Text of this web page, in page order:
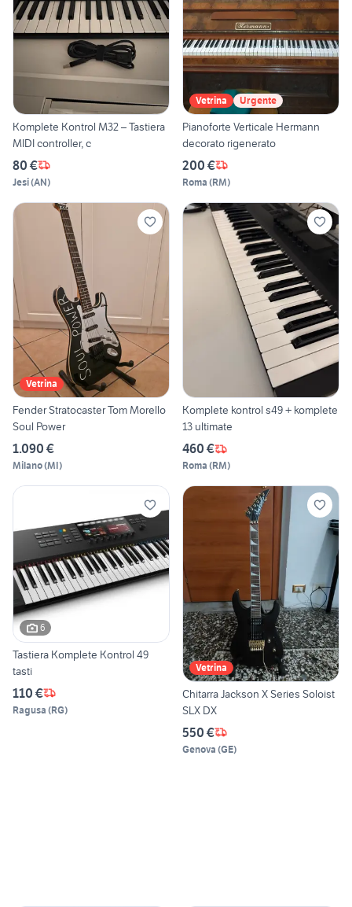
Komplete Kontrol M32 – Tastiera
MIDI controller, c
80 €
Jesi(AN)
Vetrina Urgente
Pianoforte Verticale Hermann
decorato rigenerato
200 €
Roma (RM)
Vetrina
Fender Stratocaster Tom Morello
Soul Power
1.090 €
Milano(MI)
Komplete kontrol s49 + komplete
13 ultimate
460 €
Roma (RM)
6
Tastiera Komplete Kontrol 49
tasti
110 €
Ragusa (RG)
Vetrina
Chitarra Jackson X Series Soloist
SLX DX
550 €
Genova (GE)